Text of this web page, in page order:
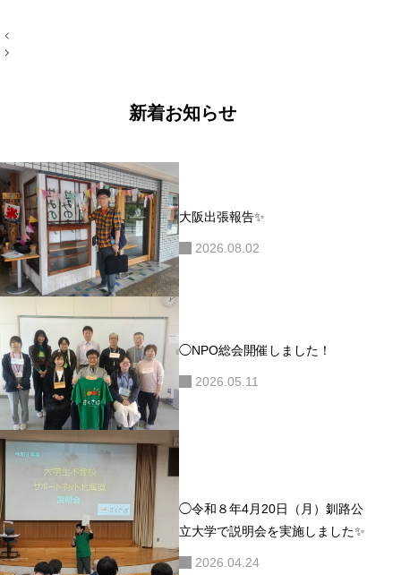
投
稿
新着お知らせ
大阪出張報告✨
2026.08.02
◯NPO総会開催しました！
2026.05.11
◯令和８年4月20日（月）釧路公
立大学で説明会を実施しました✨
2026.04.24